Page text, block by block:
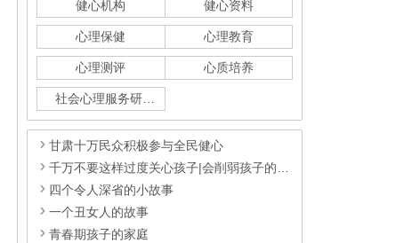
健心机构 健心资料
心理保健 心理教育
心理测评 心质培养
甘肃十万民众积极参与全民健心
千万不要这样过度关心孩子|会削弱孩子的主动性、​注意力，抑制孩子的生命力…..
四个令人深省的小故事
一个丑女人的故事
青春期孩子的家庭